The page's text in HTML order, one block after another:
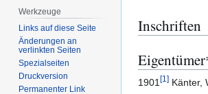
Inschriften
1901 [1 ] Känter,
Werkzeuge
Links auf diese Seite
Änderungen an
verlinkten Seiten
Spezialseiten
Druckversion
Permanenter Link